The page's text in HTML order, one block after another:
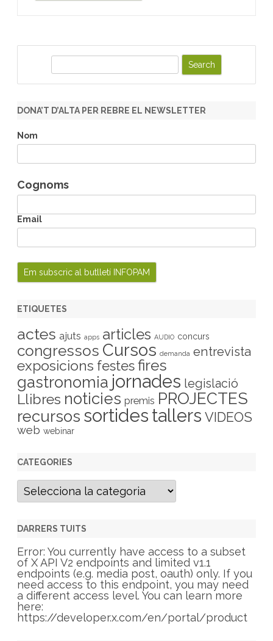
r
h
DONA’T D’ALTA PER REBRE EL NEWSLETTER
Nom
Cognoms
Email
ETIQUETES
actes ajuts apps articles AUDIO concurs
congressos Cursos demanda entrevista
exposicions festesfires
gastronomia jornades legislació
Llibres noticies premis PROJECTES
recursos sortides tallers VIDEOS
web webinar
CATEGORIES
C
g
r
i
e
s
DARRERS TUITS
Error: You currently have access to a subset
of X API V2 endpoints and limited v1.1
endpoints (e.g. media post, oauth) only. If you
need access to this endpoint, you may need
a different access level. You can learn more
here:
https://developer.x.com/en/portal/product